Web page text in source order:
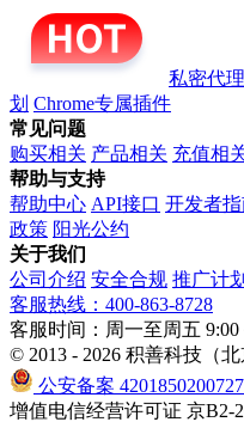
私密代理
划 Chrome专属插件
常见问题
购买相关 产品相关 充值相
帮助与支持
帮助中心 API接口 开发者
政策 阳光公约
关于我们
公司介绍 安全合规 推广计划
客服热线：400-863-8728
客服时间：周一至周五 9:00
© 2013 - 2026 积善科技（
公安备案
增值电信经营许可证 京B2-